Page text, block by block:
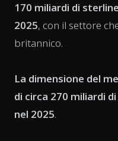
170 miliardi di
2025, con il settore
britannico.
La dimensione del
di circa 270 miliardi
nel 2025.